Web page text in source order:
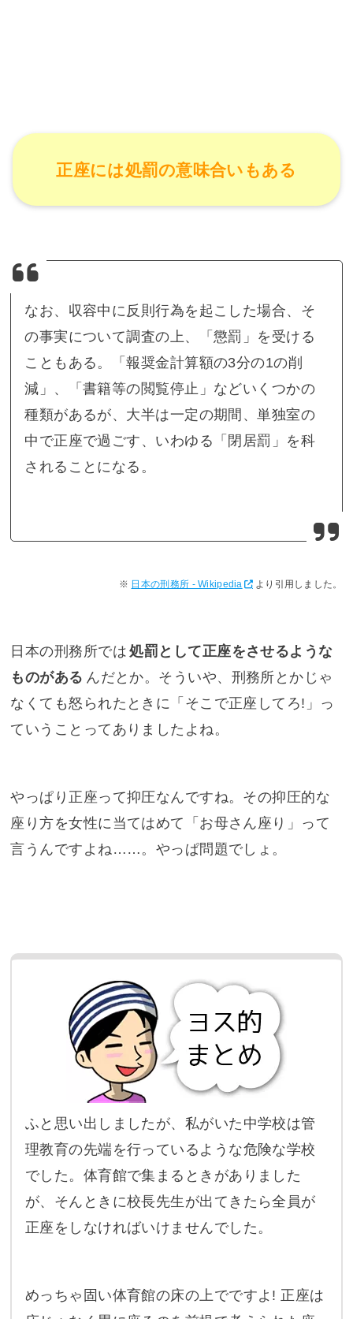
正座には処罰の意味合いもある
なお、収容中に反則行為を起こした場合、そ
の事実について調査の上、「懲罰」を受ける
こともある。「報奨金計算額の3分の1の削
減」、「書籍等の閲覧停止」などいくつかの
種類があるが、大半は一定の期間、単独室の
中で正座で過ごす、いわゆる「閉居罰」を科
されることになる。
日本の刑務所 - Wikipedia より引用しました。
日本の刑務所では 処罰として正座をさせるような
ものがある んだとか。そういや、刑務所とかじゃ
なくても怒られたときに「そこで正座してろ!」っ
ていうことってありましたよね。
やっぱり正座って抑圧なんですね。その抑圧的な
座り方を女性に当てはめて「お母さん座り」って
言うんですよね……。やっぱ問題でしょ。
ふと思い出しましたが、私がいた中学校は管
理教育の先端を行っているような危険な学校
でした。体育館で集まるときがありました
が、そんときに校長先生が出てきたら全員が
正座をしなければいけませんでした。
めっちゃ固い体育館の床の上でですよ! 正座は